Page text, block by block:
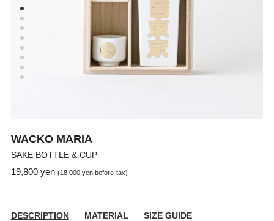
WACKO MARIA
SAKE BOTTLE & CUP
通
価
販
価
19,800 yen (18,000 yen before-tax)
DESCRIPTION MATERIAL SIZE GUIDE